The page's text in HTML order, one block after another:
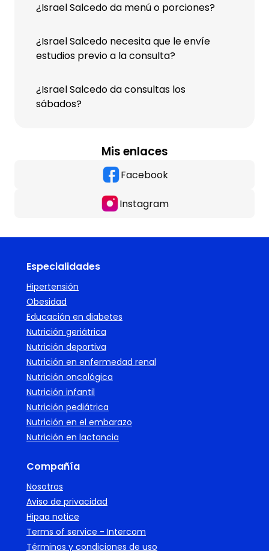
¿Israel Salcedo da menú o porciones?
¿Israel Salcedo necesita que le envíe
estudios previo a la consulta?
¿Israel Salcedo da consultas los
sábados?
Mis enlaces
Facebook
Instagram
Especialidades
Hipertensión
Obesidad
Educación en diabetes
Nutrición geriátrica
Nutrición deportiva
Nutrición en enfermedad renal
Nutrición oncológica
Nutrición infantil
Nutrición pediátrica
Nutrición en el embarazo
Nutrición en lactancia
Compañía
Nosotros
Aviso de privacidad
Hipaa notice
Terms of service - Intercom
Términos y condiciones de uso